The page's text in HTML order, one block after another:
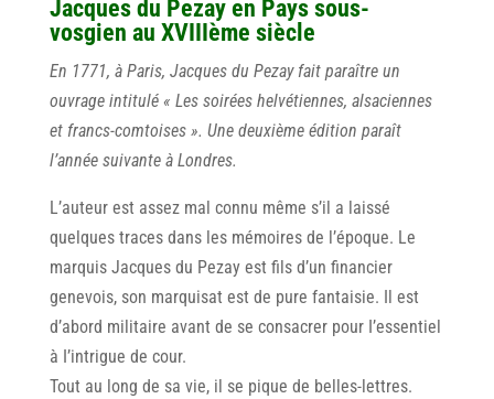
Jacques du Pezay en Pays sous-
vosgien au XVIIIème siècle
En 1771, à Paris, Jacques du Pezay fait paraître un
ouvrage intitulé « Les soirées helvétiennes, alsaciennes
et francs-comtoises ». Une deuxième édition paraît
l’année suivante à Londres.
L’auteur est assez mal connu même s’il a laissé
quelques traces dans les mémoires de l’époque. Le
marquis Jacques du Pezay est fils d’un financier
genevois, son marquisat est de pure fantaisie. Il est
d’abord militaire avant de se consacrer pour I’essentiel
à I’intrigue de cour.
Tout au long de sa vie, il se pique de belles-lettres.